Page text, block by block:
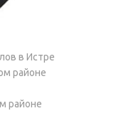
в Истре
районе
районе